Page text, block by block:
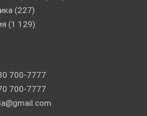
(227)
(1 129)
700-7777
700-7777